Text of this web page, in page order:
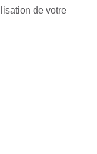
de votre